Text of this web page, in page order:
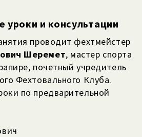
уроки и консультации
проводит фехтмейстер
Шеремет, мастер спорта
почетный учредитель
Фехтовального Клуба.
по предварительной